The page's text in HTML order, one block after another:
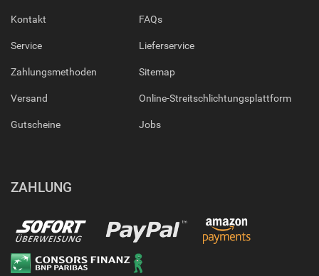
Kontakt
Service
Zahlungsmethoden
Versand
Gutscheine
FAQs
Lieferservice
Sitemap
Online-Streitschlichtungsplattform
Jobs
ZAHLUNG